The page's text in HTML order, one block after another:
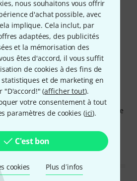
nous souhaitons vous offrir
d'achat possible, avec
implique. Cela inclut, par
adaptées, des publicités
et la mémorisation des
êtes d'accord, il vous suffit
de cookies à des fins de
et de marketing en
"D'accord!" (afficher tout).
votre consentement à tout
paramètres de cookies (ici).
C'est bon
cookies Plus d´infos
possibilités au niveau des
12.10.2024
débuter à la guitare, la marque
abordable et elle a le look d'une
:) J'aime ♥